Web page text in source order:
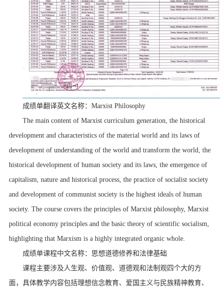
成绩单翻译英文名称： Marxist Philosophy
The main content of Marxist curriculum generation, the historical
development and characteristics of the material world and its laws of
development of understanding of the world and transform the world, the
historical development of human society and its laws, the emergence of
capitalism, nature and historical process, the practice of socialist society
and development of communist society is the highest ideals of human
society. The course covers the principles of Marxist philosophy, Marxist
political economy principles and the basic theory of scientific socialism,
highlighting that Marxism is a highly integrated organic whole.
成绩单课程中文名称：思想道德修养和法律基础
课程主要涉及人生观、价值观、道德观和法制观四个大的方
面，具体教学内容包括理想信念教育、爱国主义与民族精神教育、